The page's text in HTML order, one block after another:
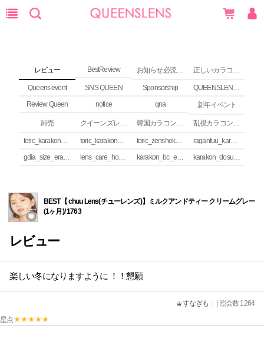
レビュー BestReview お知らせ必読 (NEWS) 正しいカラコンの使い方
Queens event SNS QUEEN Sponsorship
QUEENSLENS Affiliate Program
Review Queen
notice qna 新年イベント
卸売 クイーンズレンズ カラコンコラム 韓国カラコンguide 乱視カラコンの安全性
toric_karakon_takai_riyuu toric_karakon_real_review toric_zenshoku_review
raganfuu_karakon_erabikata
gdia_size_erabikata
lens_care_houhou karakon_bc_erabikata karakon_dosuu_erabikata
BEST【 chuu Lens(チューレンズ)】ミルクアンドティー クリームグレー
(1ヶ月)/ 1763
レビュー
楽しい冬になりますように ！！懇願
すなぎも
| 照会数 1264
星点